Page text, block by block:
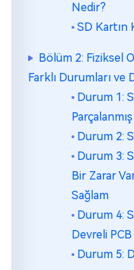
Nedir?
SD Kartın
Bölüm 2: Fiziksel
Farklı Durumları ve
Durum 1:
Parçalanmış
Durum 2:
Durum 3:
Bir Zarar
Sağlam
Durum 4:
Devreli PCB
Durum 5: